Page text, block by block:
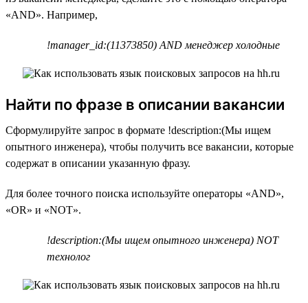
«AND». Например,
!manager_id:(11373850) AND менеджер холодные
Найти по фразе в описании вакансии
Сформулируйте запрос в формате !description:(Мы ищем
опытного инженера), чтобы получить все вакансии, которые
содержат в описании указанную фразу.
Для более точного поиска используйте операторы «AND»,
«OR» и «NOT».
!description:(Мы ищем опытного инженера) NOT
технолог